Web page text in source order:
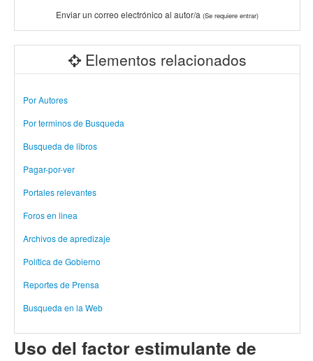
Enviar un correo electrónico al autor/a (Se requiere entrar)
Elementos relacionados
Por Autores
Por terminos de Busqueda
Busqueda de libros
Pagar-por-ver
Portales relevantes
Foros en linea
Archivos de apredizaje
Política de Gobierno
Reportes de Prensa
Busqueda en la Web
Uso del factor estimulante de